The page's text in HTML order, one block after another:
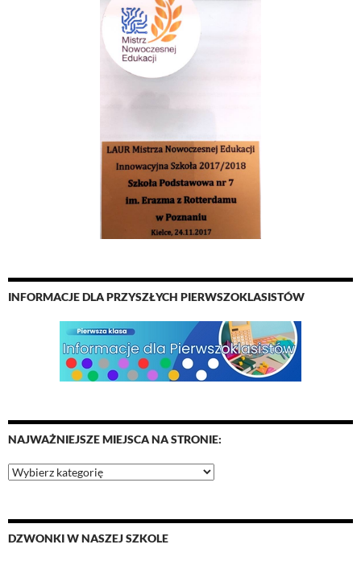
INFORMACJE DLA PRZYSZŁYCH PIERWSZOKLASISTÓW
NAJWAŻNIEJSZE MIEJSCA NA STRONIE:
Najważniejsze
miejsca
DZWONKI W NASZEJ SZKOLE